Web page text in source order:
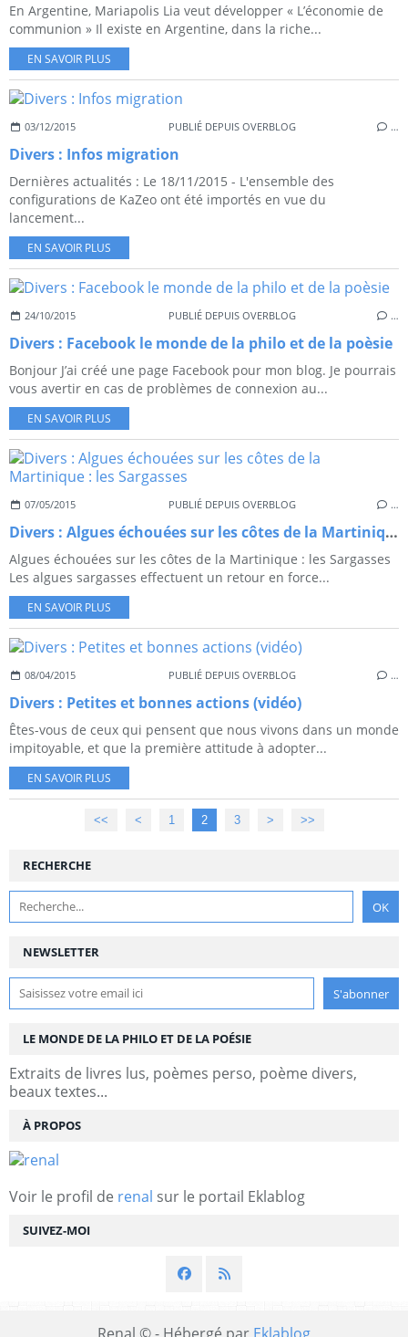
En Argentine, Mariapolis Lia veut développer « L’économie de
communion » Il existe en Argentine, dans la riche...
EN SAVOIR PLUS
03/12/2015 PUBLIÉ DEPUIS OVERBLOG …
Divers : Infos migration
Dernières actualités : Le 18/11/2015 - L'ensemble des
configurations de KaZeo ont été importés en vue du
lancement...
EN SAVOIR PLUS
24/10/2015 PUBLIÉ DEPUIS OVERBLOG …
Divers : Facebook le monde de la philo et de la poèsie
Bonjour J’ai créé une page Facebook pour mon blog. Je pourrais
vous avertir en cas de problèmes de connexion au...
EN SAVOIR PLUS
07/05/2015 PUBLIÉ DEPUIS OVERBLOG …
Divers : Algues échouées sur les côtes de la Martinique : les Sargasses
Algues échouées sur les côtes de la Martinique : les Sargasses
Les algues sargasses effectuent un retour en force...
EN SAVOIR PLUS
08/04/2015 PUBLIÉ DEPUIS OVERBLOG …
Divers : Petites et bonnes actions (vidéo)
Êtes-vous de ceux qui pensent que nous vivons dans un monde
impitoyable, et que la première attitude à adopter...
EN SAVOIR PLUS
<< < 1 2 3 > >>
NEWSLETTER
SUIVEZ-MOI
RECHERCHE
LE MONDE DE LA PHILO ET DE LA POÉSIE
Extraits de livres lus, poèmes perso, poème divers,
beaux textes...
À PROPOS
Voir le profil de renal sur le portail Eklablog